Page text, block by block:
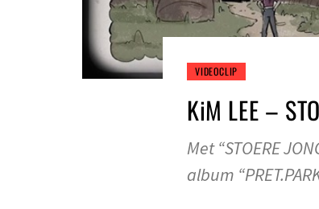
VIDEOCLIP
KiM LEE –
Met “STOERE
album